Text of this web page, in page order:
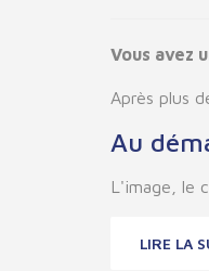
Vous avez
Après plus
Au
L'image, le
LIRE LA